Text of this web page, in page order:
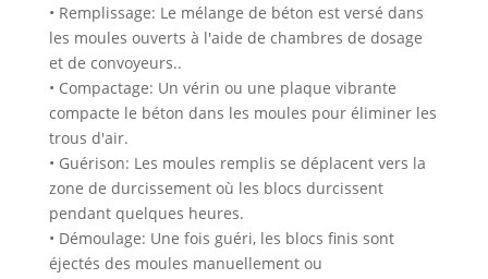
• Remplissage: Le mélange de béton est versé dans
les moules ouverts à l'aide de chambres de dosage
et de convoyeurs..
• Compactage: Un vérin ou une plaque vibrante
compacte le béton dans les moules pour éliminer les
trous d'air.
• Guérison: Les moules remplis se déplacent vers la
zone de durcissement où les blocs durcissent
pendant quelques heures.
• Démoulage: Une fois guéri, les blocs finis sont
éjectés des moules manuellement ou